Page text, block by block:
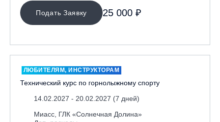
Подать Заявку 25 000 ₽
ЛЮБИТЕЛЯМ, ИНСТРУКТОРАМ
Технический курс по горнолыжному спорту
14.02.2027 - 20.02.2027 (7 дней)
Миасс, ГЛК «Солнечная Долина»